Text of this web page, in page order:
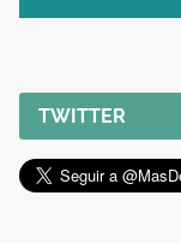
TWITTER